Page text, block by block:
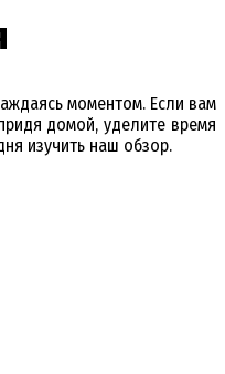
моментом. Если вам
домой, уделите время
изучить наш обзор.